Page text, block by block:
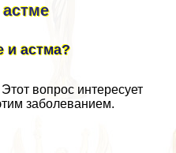
и астма?
вопрос интересует
заболеванием.